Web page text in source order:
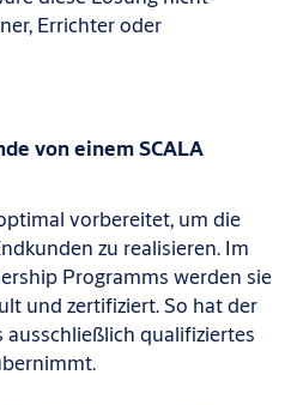
Errichter oder
von einem SCALA
vorbereitet, um die
zu realisieren. Im
Programms werden sie
und zertifiziert. So hat der
ausschließlich qualifiziertes